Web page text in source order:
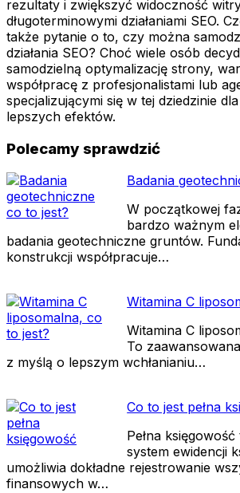
rezultaty i zwiększyć widoczność
długoterminowymi działaniami SEO.
także pytanie o to, czy można
działania SEO? Choć wiele osób
samodzielną optymalizację strony,
współpracę z profesjonalistami lub
specjalizującymi się w tej dziedzinie
lepszych efektów.
Polecamy sprawdzić
Badania
W początkowej
bardzo ważnym
badania geotechniczne gruntów.
konstrukcji współpracuje…
Witamina C
Witamina C
To
z myślą o lepszym wchłanianiu…
Co to jest pełna
Pełna
system ewidencji
umożliwia dokładne rejestrowanie
finansowych w…